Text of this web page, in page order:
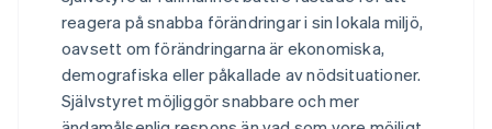
reagera på snabba förändringar i sin lokala miljö,
oavsett om förändringarna är ekonomiska,
demografiska eller påkallade av nödsituationer.
Självstyret möjliggör snabbare och mer